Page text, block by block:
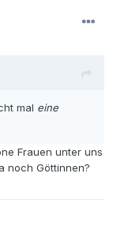
mal eine
Frauen unter uns
noch Göttinnen?